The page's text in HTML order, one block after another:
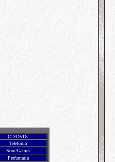
CD/DVDs
Telefonia
Som/Games
Perfumaria